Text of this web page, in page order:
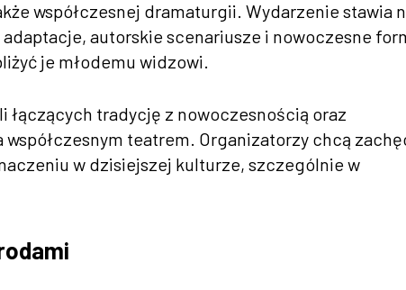
współczesnej dramaturgii. Wydarzenie stawia
autorskie scenariusze i nowoczesne
je młodemu widzowi.
tradycję z nowoczesnością oraz
teatrem. Organizatorzy chcą
w dzisiejszej kulturze, szczególnie w